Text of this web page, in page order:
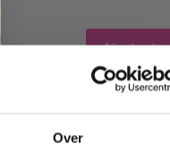
Over
Ajouter